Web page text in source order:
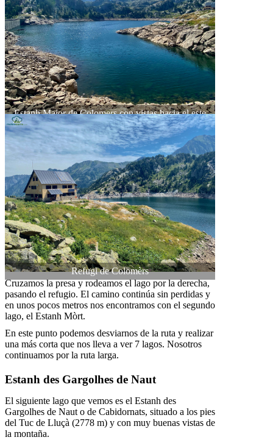
Estanh Major de Colomers con vistas hacia el este
Refugi de Colomèrs
Cruzamos la presa y rodeamos el lago por la derecha,
pasando el refugio. El camino continúa sin perdidas y
en unos pocos metros nos encontramos con el segundo
lago, el Estanh Mòrt.
En este punto podemos desviarnos de la ruta y realizar
una más corta que nos lleva a ver 7 lagos. Nosotros
continuamos por la ruta larga.
Estanh des Gargolhes de Naut
El siguiente lago que vemos es el Estanh des
Gargolhes de Naut o de Cabidornats, situado a los pies
del Tuc de Lluçà (2778 m) y con muy buenas vistas de
la montaña.